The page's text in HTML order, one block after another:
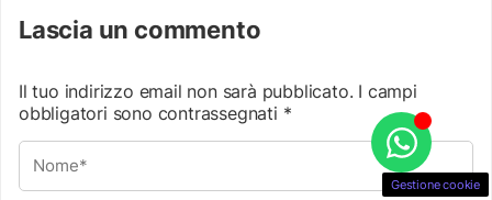
Lascia un commento
Il tuo indirizzo email non sarà pubblicato. I campi
obbligatori sono contrassegnati *
Gestione cookie